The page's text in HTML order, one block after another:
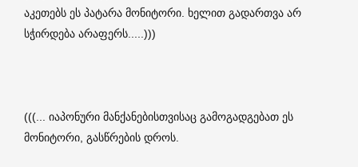
აკეთებს ეს პატარა მონიტორი. ხელით გადართვა არ
სჭირდება არაფერს.....)))
(((... იაპონური მანქანებისთვისაც გამოგადგებათ ეს
მონიტორი, გასწრების დროს.